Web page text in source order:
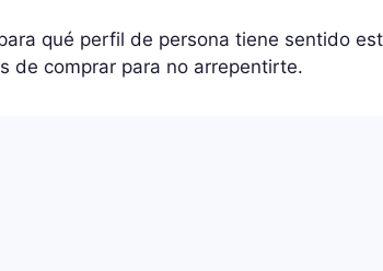
qué perfil de persona tiene sentido
de comprar para no arrepentirte.